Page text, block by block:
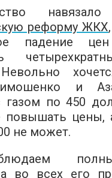
реформу ЖКХ
падение
и
газом по 450
повышать цены,
не может.
во всех его